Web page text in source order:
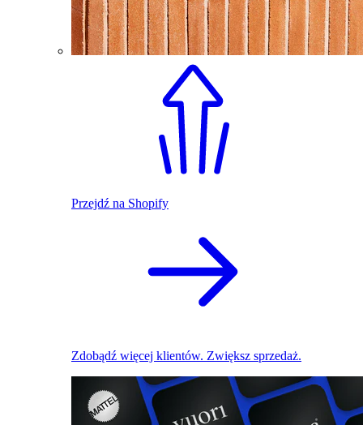
Przejdź na Shopify
Zdobądź więcej klientów. Zwiększ sprzedaż.